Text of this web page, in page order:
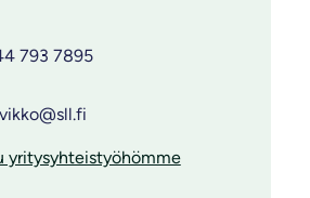
793 7895
yritysyhteistyöhömme